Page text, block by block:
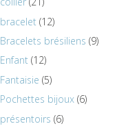
bracelet 12
Bracelets brésiliens 9
Enfant 12
Fantaisie 5
Pochettes bijoux 6
présentoirs 6